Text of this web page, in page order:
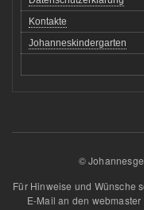
Kontakte
Johanneskindergarten
©
Für Hinweise und Wünsche
E-Mail an den webmaster